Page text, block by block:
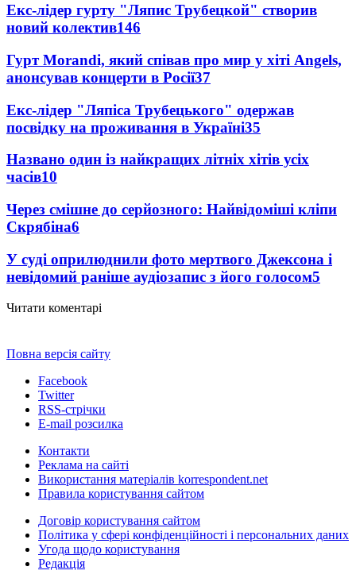
Екс-лідер гурту "Ляпис Трубецкой" створив
новий колектив146
Гурт Morandi, який співав про мир у хіті Angels,
анонсував концерти в Росії37
Екс-лідер "Ляпіса Трубецького" одержав
посвідку на проживання в Україні35
Названо один із найкращих літніх хітів усіх
часів10
Через смішне до серйозного: Найвідоміші кліпи
Скрябіна6
У суді оприлюднили фото мертвого Джексона і
невідомий раніше аудіозапис з його голосом5
Читати коментарі
Повна версія сайту
Facebook
Twitter
RSS-стрічки
E-mail розсилка
Контакти
Реклама на сайті
Використання матеріалів korrespondent.net
Правила користування сайтом
Договір користування сайтом
Політика у сфері конфіденційності і персональних даних
Угода щодо користування
Редакція